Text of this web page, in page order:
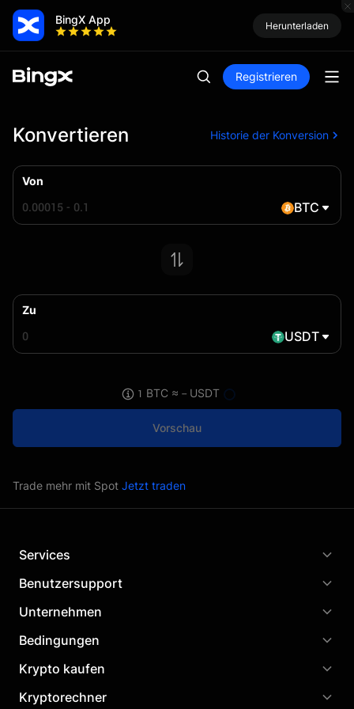
BingX App Herunterladen
Registrieren
Konvertieren Historie der Konversion
Von
BTC
Zu
USDT
1 BTC ≈ -- USDT
Vorschau
Trade mehr mit Spot Jetzt traden
Services
Benutzersupport
Unternehmen
Bedingungen
Krypto kaufen
Kryptorechner